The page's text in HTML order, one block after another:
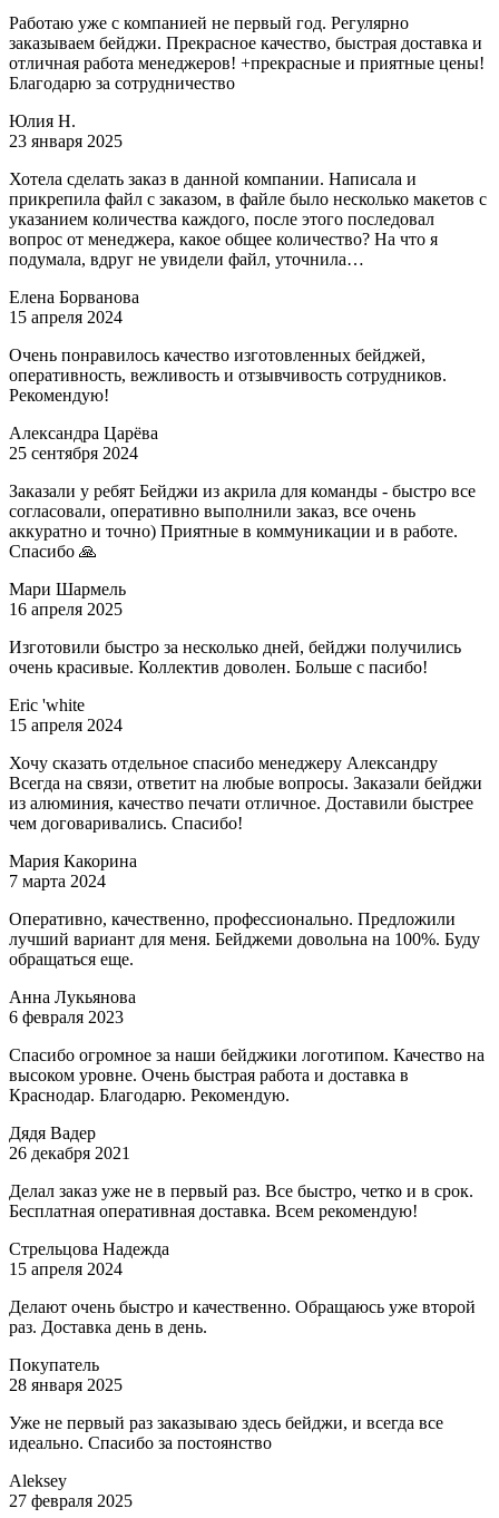
Работаю уже с компанией не первый год. Регулярно
заказываем бейджи. Прекрасное качество, быстрая доставка и
отличная работа менеджеров! +прекрасные и приятные цены!
Благодарю за сотрудничество
Юлия Н.
23 января 2025
Хотела сделать заказ в данной компании. Написала и
прикрепила файл с заказом, в файле было несколько макетов с
указанием количества каждого, после этого последовал
вопрос от менеджера, какое общее количество? На что я
подумала, вдруг не увидели файл, уточнила…
Елена Борванова
15 апреля 2024
Очень понравилось качество изготовленных бейджей,
оперативность, вежливость и отзывчивость сотрудников.
Рекомендую!
Александра Царёва
25 сентября 2024
Заказали у ребят Бейджи из акрила для команды - быстро все
согласовали, оперативно выполнили заказ, все очень
аккуратно и точно) Приятные в коммуникации и в работе.
Спасибо 🙏
Мари Шармель
16 апреля 2025
Изготовили быстро за несколько дней, бейджи получились
очень красивые. Коллектив доволен. Больше с пасибо!
Eric 'white
15 апреля 2024
Хочу сказать отдельное спасибо менеджеру Александру
Всегда на связи, ответит на любые вопросы. Заказали бейджи
из алюминия, качество печати отличное. Доставили быстрее
чем договаривались. Спасибо!
Мария Какорина
7 марта 2024
Оперативно, качественно, профессионально. Предложили
лучший вариант для меня. Бейджеми довольна на 100%. Буду
обращаться еще.
Анна Лукьянова
6 февраля 2023
Спасибо огромное за наши бейджики логотипом. Качество на
высоком уровне. Очень быстрая работа и доставка в
Краснодар. Благодарю. Рекомендую.
Дядя Вадер
26 декабря 2021
Делал заказ уже не в первый раз. Все быстро, четко и в срок.
Бесплатная оперативная доставка. Всем рекомендую!
Стрельцова Надежда
15 апреля 2024
Делают очень быстро и качественно. Обращаюсь уже второй
раз. Доставка день в день.
Покупатель
28 января 2025
Уже не первый раз заказываю здесь бейджи, и всегда все
идеально. Спасибо за постоянство
Aleksey
27 февраля 2025